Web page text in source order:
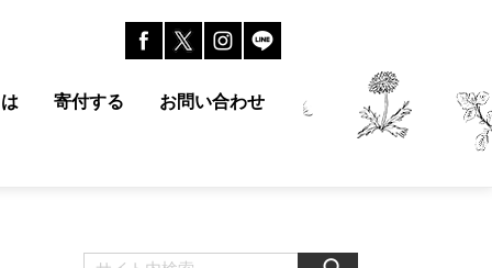
寄付する お問い合わせ